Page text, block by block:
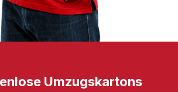
Umzugskartons